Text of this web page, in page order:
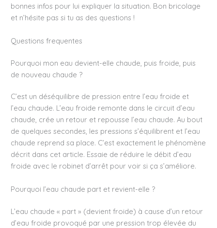
bonnes infos pour lui expliquer la situation. Bon bricolage
et n’hésite pas si tu as des questions !
Questions frequentes
Pourquoi mon eau devient-elle chaude, puis froide, puis
de nouveau chaude ?
C’est un déséquilibre de pression entre l’eau froide et
l’eau chaude. L’eau froide remonte dans le circuit d’eau
chaude, crée un retour et repousse l’eau chaude. Au bout
de quelques secondes, les pressions s’équilibrent et l’eau
chaude reprend sa place. C’est exactement le phénomène
décrit dans cet article. Essaie de réduire le débit d’eau
froide avec le robinet d’arrêt pour voir si ça s’améliore.
Pourquoi l’eau chaude part et revient-elle ?
L’eau chaude « part » (devient froide) à cause d’un retour
d’eau froide provoqué par une pression trop élevée du